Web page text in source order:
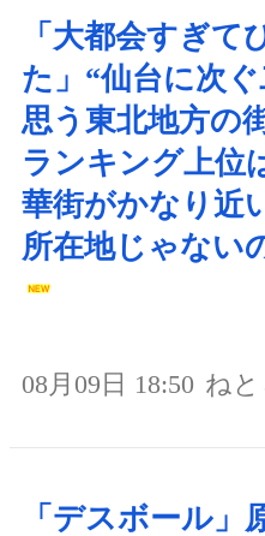
「大都会すぎて
た」“仙台に次
思う東北地方の
ランキング上位
華街がかなり近
所在地じゃない
08月09日 18:50 ね
「デスボール」